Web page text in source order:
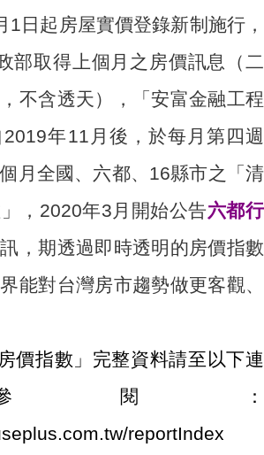
1日起房屋實價登錄新制施行，
部取得上個月之房價訊息（二
不含透天），「安富金融工程
年11月後，於每月第四週
月全國、六都、16縣市之「清
，2020年3月開始公告六都行
，期透過即時透明的房價指數
能對台灣房市趨勢做更客觀、
價指數」完整資料請至以下連
閱：
reportIndex